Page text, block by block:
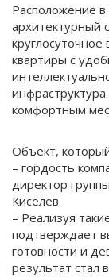
Расположение
архитектурный
квартиры с
комфортным
Объект,
– гордость
директор
Киселев.
– Реализуя
подтверждает
готовности и
результат стал